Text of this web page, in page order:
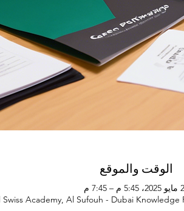
الوقت والموقع
– 7:45 م
Academy, Al Sufouh - Dubai